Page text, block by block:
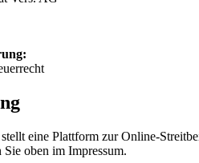
eine Plattform zur Online-
oben im Impressum.